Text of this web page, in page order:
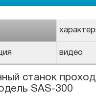
видео
станок
SAS-300